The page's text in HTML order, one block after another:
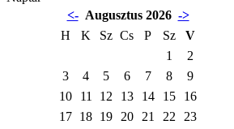
<- Augusztus 2026 ->
H
K Sz Cs P Sz
V
1
2
3
4 5 6 7 8
9
10
11 12 13 14 15
16
17 18 19 20 21 22
23